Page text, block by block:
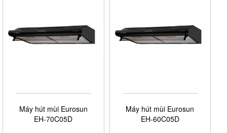
Máy hút mùi Eurosun
EH-70C05D
Máy hút mùi Eurosun
EH-60C05D